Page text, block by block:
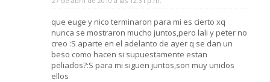
que euge y nico terminaron para mi es cierto xq
nunca se mostraron mucho juntos,pero lali y peter no
creo :S aparte en el adelanto de ayer q se dan un
beso como hacen si supuestamente estan
peliados?:S para mi siguen juntos,son muy unidos
ellos